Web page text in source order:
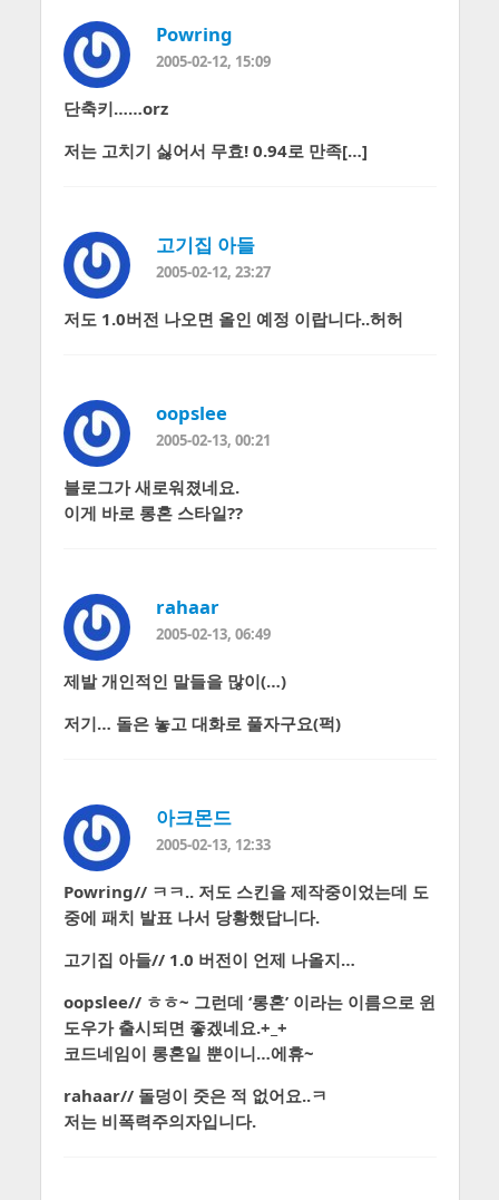
Powring
2005-02-12, 15:09
단축키……orz
저는 고치기 싫어서 무효! 0.94로 만족[…]
고기집 아들
2005-02-12, 23:27
저도 1.0버전 나오면 올인 예정 이랍니다..허허
oopslee
2005-02-13, 00:21
블로그가 새로워졌네요.
이게 바로 롱혼 스타일??
rahaar
2005-02-13, 06:49
제발 개인적인 말들을 많이(…)
저기… 돌은 놓고 대화로 풀자구요(퍽)
아크몬드
2005-02-13, 12:33
Powring// ㅋㅋ.. 저도 스킨을 제작중이었는데 도
중에 패치 발표 나서 당황했답니다.
고기집 아들// 1.0 버전이 언제 나올지…
oopslee// ㅎㅎ~ 그런데 ‘롱혼’ 이라는 이름으로 윈
도우가 출시되면 좋겠네요.+_+
코드네임이 롱혼일 뿐이니…에휴~
rahaar// 돌덩이 줏은 적 없어요..ㅋ
저는 비폭력주의자입니다.